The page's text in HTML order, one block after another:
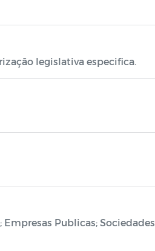
legislativa especifica.
Publicas; Sociedades